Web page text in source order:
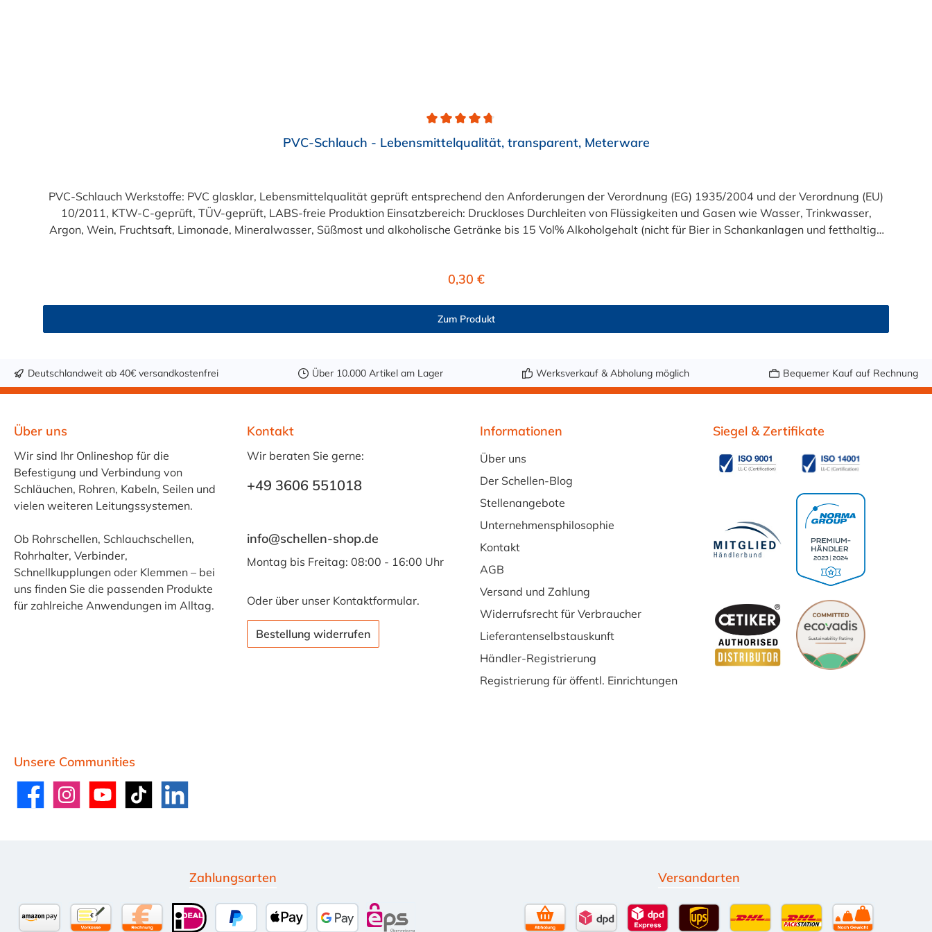
Durchschnittliche Bewertung von 4.7 von 5 SternenPVC-Schlauch - Lebensmittelqualität, transparent, Meterware
PVC-Schlauch Werkstoffe: PVC glasklar, Lebensmittelqualität geprüft entsprechend den Anforderungen der Verordnung (EG) 1935/2004 und der Verordnung (EU)
10/2011, KTW-C-geprüft, TÜV-geprüft, LABS-freie Produktion Einsatzbereich: Druckloses Durchleiten von Flüssigkeiten und Gasen wie Wasser, Trinkwasser,
Argon, Wein, Fruchtsaft, Limonade, Mineralwasser, Süßmost und alkoholische Getränke bis 15 Vol% Alkoholgehalt (nicht für Bier in Schankanlagen und fetthaltige
Regulärer Preis:
0,30 €
Zum Produkt
Deutschlandweit ab 40€ versandkostenfrei Über 10.000 Artikel am Lager Werksverkauf & Abholung möglich Bequemer Kauf auf Rechnung
Über uns
Wir sind Ihr Onlineshop für die
Befestigung und Verbindung von
Schläuchen, Rohren, Kabeln, Seilen und
vielen weiteren Leitungssystemen.
Ob Rohrschellen, Schlauchschellen,
Rohrhalter, Verbinder,
Schnellkupplungen oder Klemmen – bei
uns finden Sie die passenden Produkte
für zahlreiche Anwendungen im Alltag.
Kontakt
Wir beraten Sie gerne:
+49 3606 551018
info@schellen-shop.de
Montag bis Freitag: 08:00 - 16:00 Uhr
Oder über unser Kontaktformular.
Bestellung widerrufen
Informationen
Über uns
Der Schellen-Blog
Stellenangebote
Unternehmensphilosophie
Kontakt
AGB
Versand und Zahlung
Widerrufsrecht für Verbraucher
Lieferantenselbstauskunft
Händler-Registrierung
Registrierung für öffentl. Einrichtungen
Unsere Communities
FacebookInstagramYouTube TikTok LinkedIn
Siegel & Zertifikate
Zahlungsarten Versandarten